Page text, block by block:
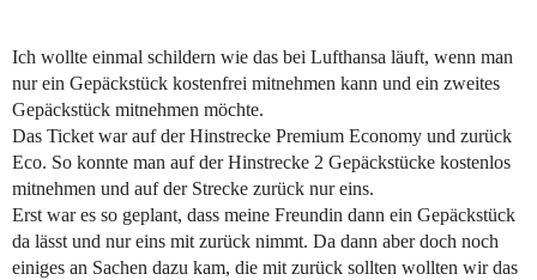
Ich wollte einmal schildern wie das bei Lufthansa läuft, wenn man
nur ein Gepäckstück kostenfrei mitnehmen kann und ein zweites
Gepäckstück mitnehmen möchte.
Das Ticket war auf der Hinstrecke Premium Economy und zurück
Eco. So konnte man auf der Hinstrecke 2 Gepäckstücke kostenlos
mitnehmen und auf der Strecke zurück nur eins.
Erst war es so geplant, dass meine Freundin dann ein Gepäckstück
da lässt und nur eins mit zurück nimmt. Da dann aber doch noch
einiges an Sachen dazu kam, die mit zurück sollten wollten wir das